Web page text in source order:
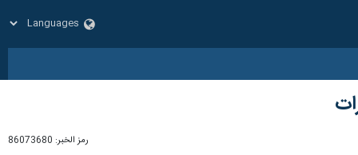
رمز الخبر: 86073680